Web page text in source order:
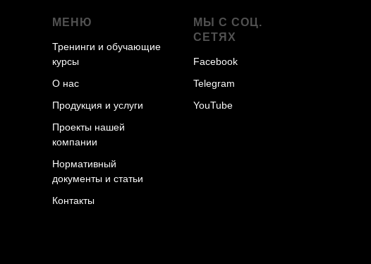
МЕНЮ
Тренинги и обучающие
курсы
О нас
Продукция и услуги
Проекты нашей
компании
Нормативный
документы и статьи
Контакты
МЫ С СОЦ.
СЕТЯХ
Facebook
Telegram
YouTube